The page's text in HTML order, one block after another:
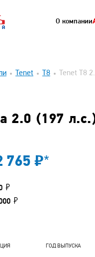
О компании
Tenet T8 Tenet T8
2.0 (197
765 *
ГОД ВЫПУСКА